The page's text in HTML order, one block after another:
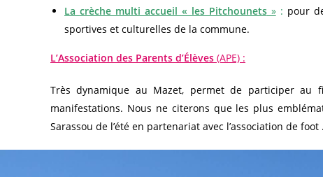
La crèche multi accueil « les Pitchounets»: pour
sportives et culturelles de la commune.
L’Association des Parents d’Élèves (APE) :
Très dynamique au Mazet, permet de participer au
manifestations. Nous ne citerons que les plus
Sarassou de l’été en partenariat avec l’association de foot